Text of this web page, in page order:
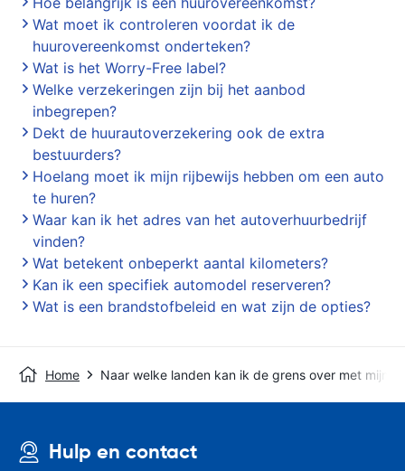
Wat moet ik controleren voordat ik de
huurovereenkomst onderteken?
Wat is het Worry-Free label?
Welke verzekeringen zijn bij het aanbod
inbegrepen?
Dekt de huurautoverzekering ook de extra
bestuurders?
Hoelang moet ik mijn rijbewijs hebben om een auto
te huren?
Waar kan ik het adres van het autoverhuurbedrijf
vinden?
Wat betekent onbeperkt aantal kilometers?
Kan ik een specifiek automodel reserveren?
Wat is een brandstofbeleid en wat zijn de opties?
Home Naar welke landen kan ik de grens over met mijn
Hulp en contact